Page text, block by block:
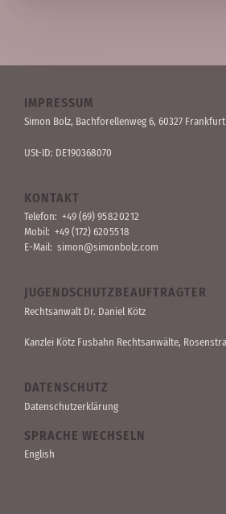
IMPRESSUM
Simon Bolz, Bachforellen­weg 6, 60327 Frankfurt
USt-ID: DE190368070
KONTAKT
Telefon: +49 (69) 95 82 02 12
Mobil: +49 (172) 620 55 18
E-Mail: simon@simonbolz.com
JUGENDSCHUTZBEAUFTRAGTER
Rechts­anwalt Dr. Daniel Kötz
Kanzlei Kötz Fusbahn Rechts­anwälte,
DATENSCHUTZ
Datenschutzerklärung
SPRACHE WECHSELN
English